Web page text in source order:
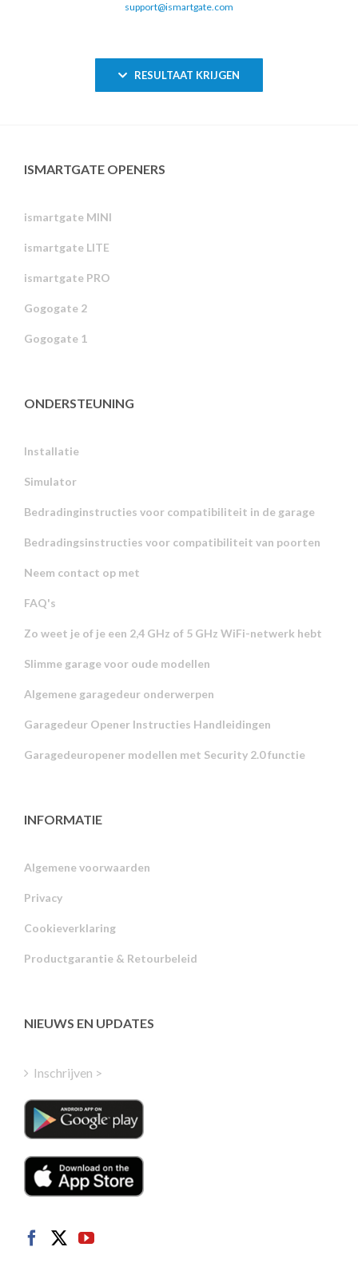
support@ismartgate.com
RESULTAAT KRIJGEN
ISMARTGATE OPENERS
ismartgate MINI
ismartgate LITE
ismartgate PRO
Gogogate 2
Gogogate 1
ONDERSTEUNING
Installatie
Simulator
Bedradinginstructies voor compatibiliteit in de garage
Bedradingsinstructies voor compatibiliteit van poorten
Neem contact op met
FAQ's
Zo weet je of je een 2,4 GHz of 5 GHz WiFi-netwerk hebt
Slimme garage voor oude modellen
Algemene garagedeur onderwerpen
Garagedeur Opener Instructies Handleidingen
Garagedeuropener modellen met Security 2.0 functie
INFORMATIE
Algemene voorwaarden
Privacy
Cookieverklaring
Productgarantie & Retourbeleid
NIEUWS EN UPDATES
Inschrijven >